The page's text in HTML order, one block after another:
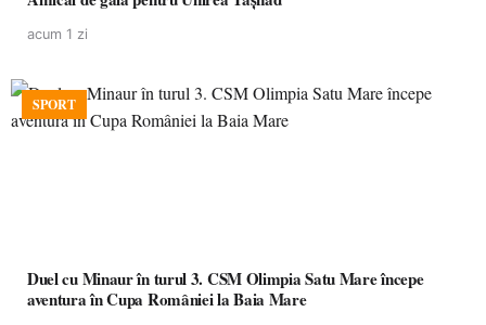
acum 1 zi
SPORT
Duel cu Minaur în turul 3. CSM Olimpia Satu Mare începe
aventura în Cupa României la Baia Mare